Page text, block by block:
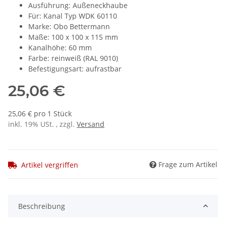
Ausführung: Außeneckhaube
Für: Kanal Typ WDK 60110
Marke: Obo Bettermann
Maße: 100 x 100 x 115 mm
Kanalhöhe: 60 mm
Farbe: reinweiß (RAL 9010)
Befestigungsart: aufrastbar
25,06 €
25,06 € pro 1 Stück
inkl. 19% USt. , zzgl. Versand
Artikel vergriffen Frage zum Artikel
Beschreibung